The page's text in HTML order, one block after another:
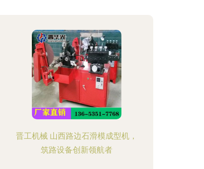
晋工机械 山西路边石滑模成型机，
筑路设备创新领航者